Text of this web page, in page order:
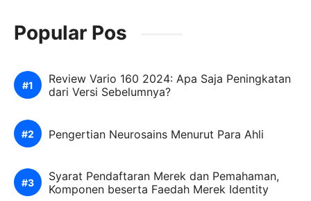
Popular Pos
Review Vario 160 2024: Apa Saja Peningkatan
dari Versi Sebelumnya?
Pengertian Neurosains Menurut Para Ahli
Syarat Pendaftaran Merek dan Pemahaman,
Komponen beserta Faedah Merek Identity